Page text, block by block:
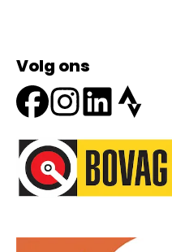
Volg ons
Onze partners